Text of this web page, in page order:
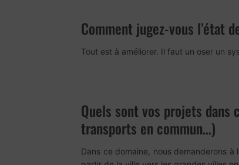
Comment jugez-vous l’état
Tout est à améliorer. Il faut un oser un
Quels sont vos projets dans
transports en commun…)
Dans ce domaine, nous demanderons